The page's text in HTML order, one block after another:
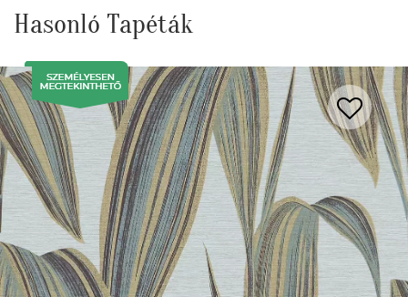
Hasonló Tapéták